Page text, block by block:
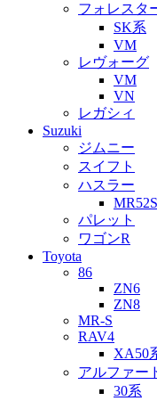
フォレスタ
SK系
VM
レヴォーグ
VM
VN
レガシィ
Suzuki
ジムニー
スイフト
ハスラー
パレット
ワゴンR
Toyota
86
ZN6
ZN8
MR-S
RAV4
XA50
アルファー
30系